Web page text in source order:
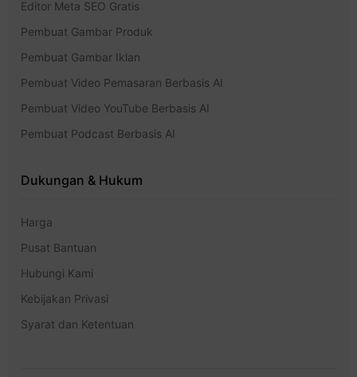
Editor Meta SEO Gratis
Pembuat Gambar Produk
Pembuat Gambar Iklan
Pembuat Video Pemasaran Berbasis AI
Pembuat Video YouTube Berbasis AI
Pembuat Podcast Berbasis AI
Dukungan & Hukum
Harga
Pusat Bantuan
Hubungi Kami
Kebijakan Privasi
Syarat dan Ketentuan